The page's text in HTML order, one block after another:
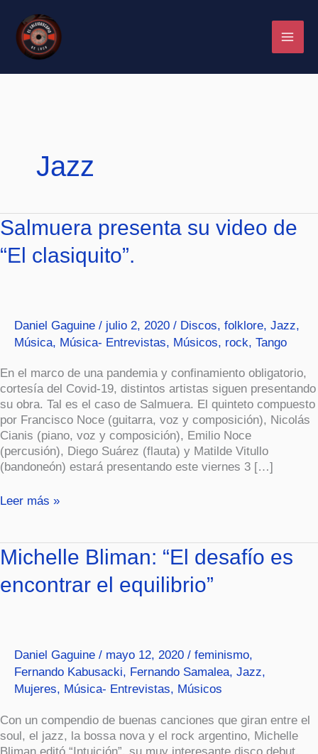
contenido
Jazz
Salmuera presenta su video de
“El clasiquito”.
Daniel Gaguine / julio 2, 2020 / Discos, folklore, Jazz,
Música, Música- Entrevistas, Músicos, rock, Tango
En el marco de una pandemia y confinamiento obligatorio,
cortesía del Covid-19, distintos artistas siguen presentando
su obra. Tal es el caso de Salmuera. El quinteto compuesto
por Francisco Noce (guitarra, voz y composición), Nicolás
Cianis (piano, voz y composición), Emilio Noce
(percusión), Diego Suárez (flauta) y Matilde Vitullo
(bandoneón) estará presentando este viernes 3 […]
Salmuera
presenta
su
video
Leer más »
Michelle Bliman: “El desafío es
encontrar el equilibrio”
Daniel Gaguine / mayo 12, 2020 / feminismo,
Fernando Kabusacki, Fernando Samalea, Jazz,
Mujeres, Música- Entrevistas, Músicos
Con un compendio de buenas canciones que giran entre el
soul, el jazz, la bossa nova y el rock argentino, Michelle
Michelle
Bliman:
“El
equilibrio”